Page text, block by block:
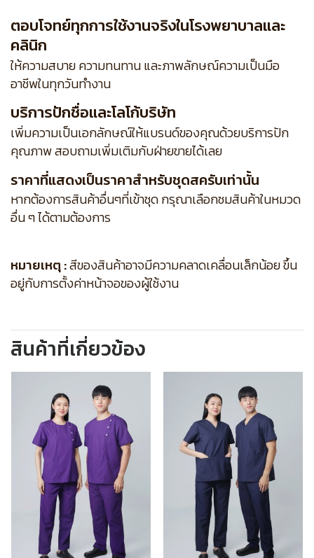
ตอบโจทย์ทุกการใช้งานจริงในโรงพยาบาลและ
คลินิก
ให้ความสบาย ความทนทาน และภาพลักษณ์ความเป็นมือ
อาชีพในทุกวันทำงาน
บริการปักชื่อและโลโก้บริษัท
เพิ่มความเป็นเอกลักษณ์ให้แบรนด์ของคุณด้วยบริการปัก
คุณภาพ สอบถามเพิ่มเติมกับฝ่ายขายได้เลย
ราคาที่แสดงเป็นราคาสำหรับชุดสครับเท่านั้น
หากต้องการสินค้าอื่นๆที่เข้าชุด กรุณาเลือกชมสินค้าในหมวด
อื่น ๆ ได้ตามต้องการ
หมายเหตุ :สีของสินค้าอาจมีความคลาดเคลื่อนเล็กน้อย ขึ้น
อยู่กับการตั้งค่าหน้าจอของผู้ใช้งาน
สินค้าที่เกี่ยวข้อง